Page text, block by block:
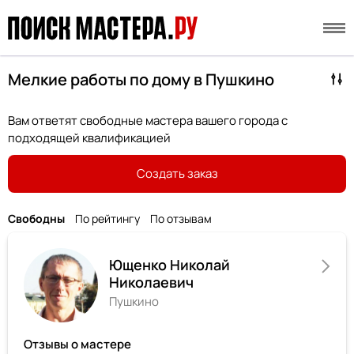
Мелкие работы по дому в Пушкино
Вам ответят свободные мастера вашего города с
подходящей квалификацией
Создать заказ
Свободны По рейтингу По отзывам
Ющенко Николай
Николаевич
Пушкино
Отзывы о мастере